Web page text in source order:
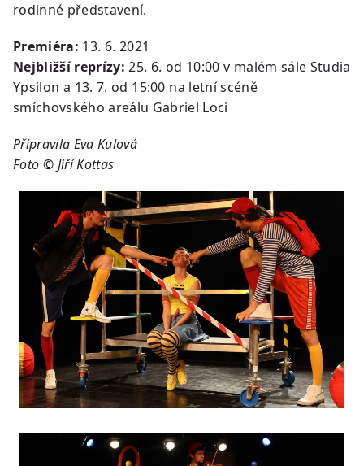
rodinné představení.
Premiéra: 13. 6. 2021
Nejbližší reprízy: 25. 6. od 10:00 v malém sále Studia
Ypsilon a 13. 7. od 15:00 na letní scéně
smíchovského areálu Gabriel Loci
Připravila Eva Kulová
Foto © Jiří Kottas